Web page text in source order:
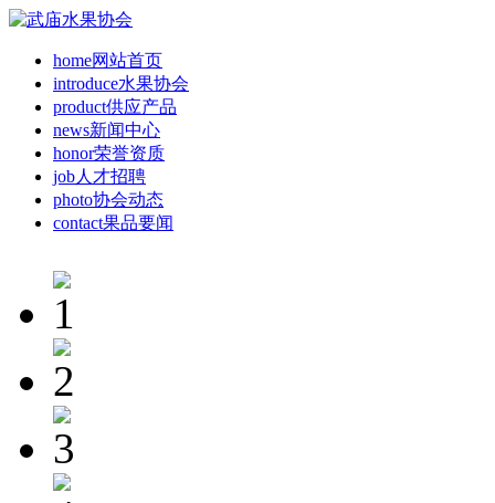
home网站首页
introduce水果协会
product供应产品
news新闻中心
honor荣誉资质
job人才招聘
photo协会动态
contact果品要闻